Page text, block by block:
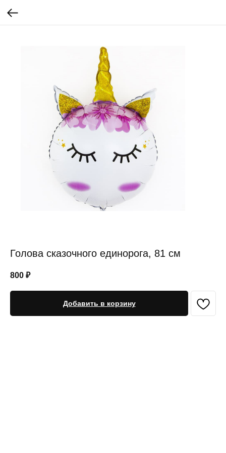
Голова сказочного единорога, 81 см
800 ₽
Добавить в корзину